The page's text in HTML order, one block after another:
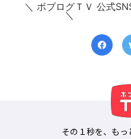
＼ ボブログＴＶ 公式
その１秒を、もっ